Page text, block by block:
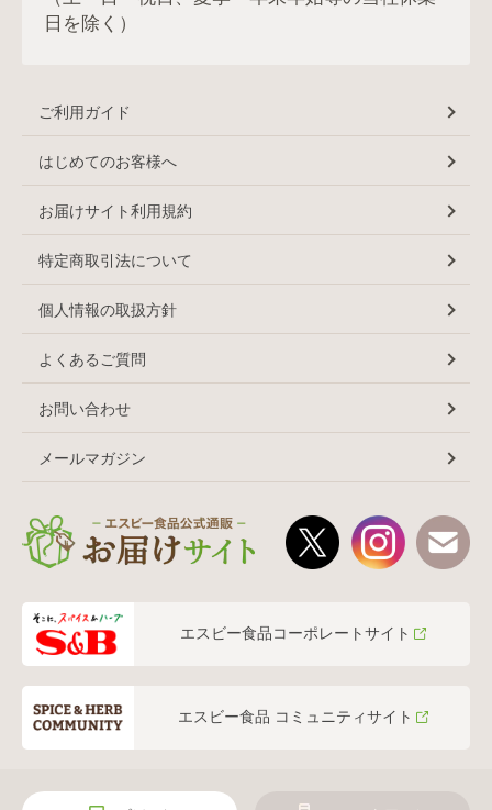
日を除く）
ご利用ガイド
はじめてのお客様へ
お届けサイト利用規約
特定商取引法について
個人情報の取扱方針
よくあるご質問
お問い合わせ
メールマガジン
エスビー食品コーポレートサイト
エスビー食品 コミュニティサイト